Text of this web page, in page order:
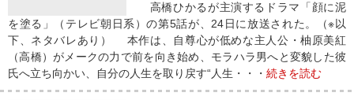
高橋ひかるが主演するドラマ「顔に泥
を塗る」（テレビ朝日系）の第5話が、24日に放送された。（※以
下、ネタバレあり） 本作は、自尊心が低めな主人公・柚原美紅
（高橋）がメークの力で前を向き始め、モラハラ男へと変貌した彼
氏へ立ち向かい、自分の人生を取り戻す“人生・・・ 続きを読む